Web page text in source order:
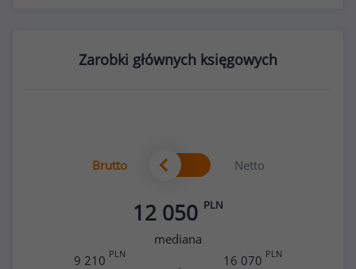
Zarobki głównych księgowych
Brutto Netto
12 050 PLN
mediana
9 210 PLN 16 070 PLN